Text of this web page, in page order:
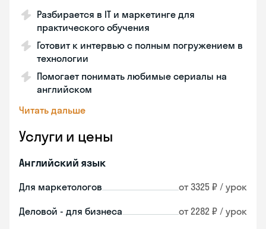
Разбирается в IT и маркетинге для
практического обучения
Готовит к интервью с полным погружением в
технологии
Помогает понимать любимые сериалы на
английском
Читать дальше
Услуги и цены
Английский язык
Для маркетологов от 3325 ₽ / урок
Деловой - для бизнеса от 2282 ₽ / урок